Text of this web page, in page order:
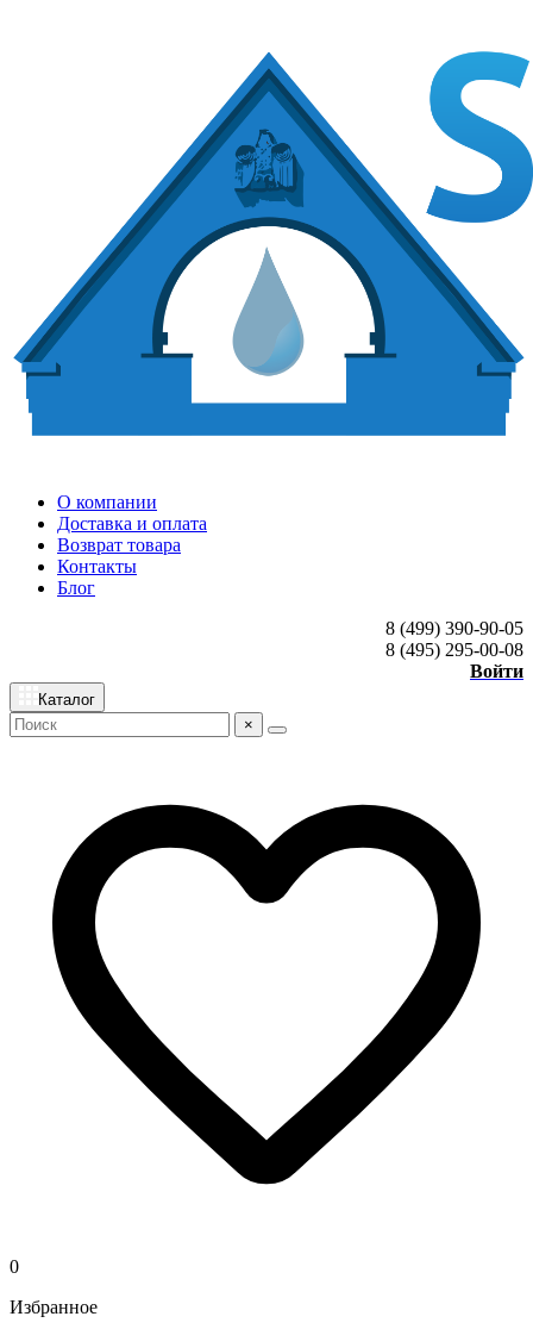
О компании
Доставка и оплата
Возврат товара
Контакты
Блог
8 (499) 390-90-05
8 (495) 295-00-08
Войти
Каталог
×
0
Избранное